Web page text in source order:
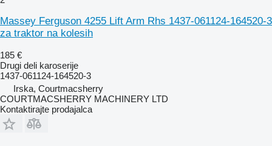
Massey Ferguson 4255 Lift Arm Rhs 1437-061124-164520-3
za traktor na kolesih
185 €
Drugi deli karoserije
1437-061124-164520-3
Irska, Courtmacsherry
COURTMACSHERRY MACHINERY LTD
Kontaktirajte prodajalca